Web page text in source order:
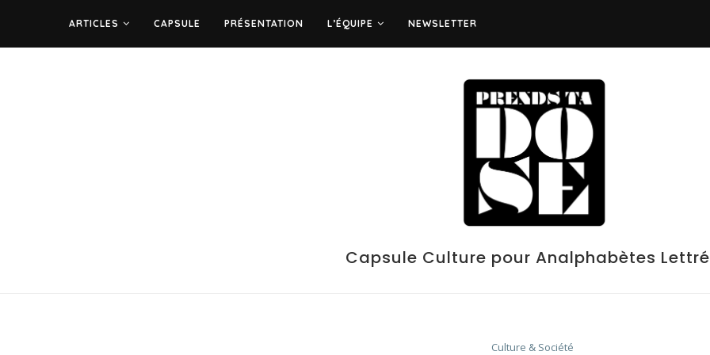
ARTICLES CAPSULE PRÉSENTATION L’ÉQUIPE NEWSLETTER
Capsule Culture pour Analphabètes
Culture & Société